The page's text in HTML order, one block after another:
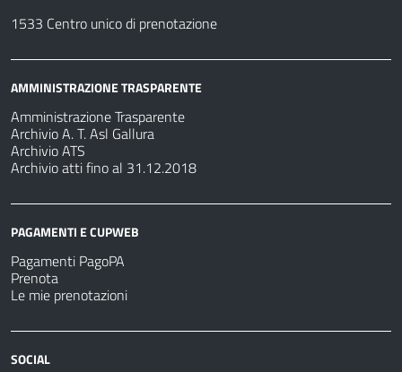
1533 Centro unico di prenotazione
AMMINISTRAZIONE TRASPARENTE
Amministrazione Trasparente
Archivio A. T. Asl Gallura
Archivio ATS
Archivio atti fino al 31.12.2018
PAGAMENTI E CUPWEB
Pagamenti PagoPA
Prenota
Le mie prenotazioni
SOCIAL